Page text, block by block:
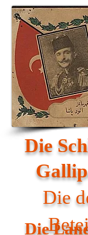
Die
Die
Die